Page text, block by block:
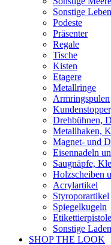
Sonstige
Podeste
Präsenter
Regale
Tische
Kisten
Etagere
Metallringe
Armringspulen
Drehbühnen,
Metallhaken,
Magnet- und
Eisennadeln
Saugnäpfe,
Holzscheiben
Acrylartikel
Styroporartikel
Spiegelkugeln
Sonstige
SHOP THE LOOK